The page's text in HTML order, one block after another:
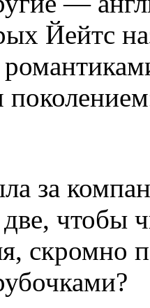
Йейтс
за
чтобы
скромно